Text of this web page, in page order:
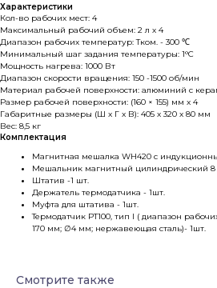
Характеристики
Кол-во рабочих мест: 4
Максимальный рабочий объем: 2 л х 4
Диапазон рабочих температур: Тком. - 300 ℃
Минимальный шаг задания температуры: 1°С
Мощность нагрева: 1000 Вт
Диапазон скорости вращения: 150 -1500 об/мин
Материал рабочей поверхности: алюминий с
Размер рабочей поверхности: (160 × 155) мм x 4
Габаритные размеры (Ш x Г x В): 405 x 320 x 80 мм
Вес: 8,5 кг
Комплектация
Магнитная мешалка WH420 с
Мешальник магнитный цилиндрический 8
Штатив -1 шт.
Держатель термодатчика - 1шт.
Муфта для штатива - 1шт.
Термодатчик PT100, тип I ( диапазон
170 мм; ∅4 мм; нержавеющая сталь)- 1шт.
Смотрите также